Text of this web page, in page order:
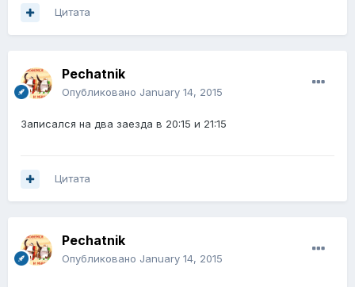
Цитата
Pechatnik
Опубликовано January 14, 2015
Записался на два заезда в 20:15 и 21:15
Цитата
Pechatnik
Опубликовано January 14, 2015